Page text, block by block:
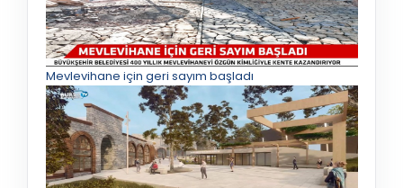
Mevlevihane için geri sayım başladı